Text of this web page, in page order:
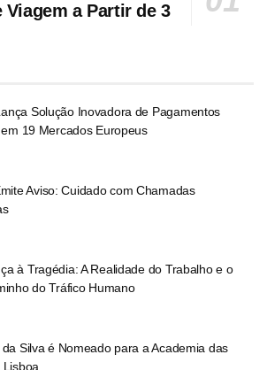
Viagem a Partir de 3
Solução Inovadora de Pagamentos
19 Mercados Europeus
Aviso: Cuidado com Chamadas
à Tragédia: A Realidade do Trabalho e o
do Tráfico Humano
da Silva é Nomeado para a Academia das
Lisboa